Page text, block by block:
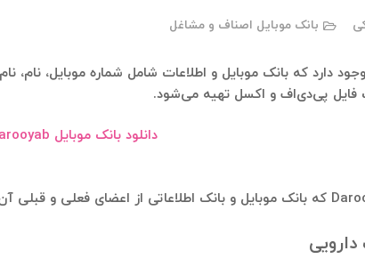
بانک موبایل اصناف و مشاغل
فایل پی‌دی‌اف و اکسل تهیه می‌شود.
دانلود بانک موبایل Darooyab
دارویی